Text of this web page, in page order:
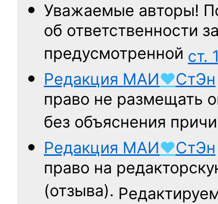
Уважаемые авторы!
об ответственности
предусмотренной ст.
Редакция МАИ♥СтЭн
право не размещать
без объяснения
Редакция МАИ♥СтЭн
право на
(отзыва).